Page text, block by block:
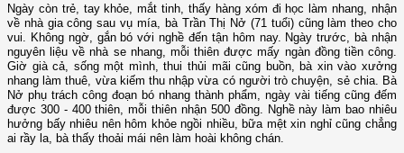
Ngày còn trẻ, tay khỏe, mắt tinh, thấy hàng xóm đi học làm nhang, nhận
về nhà gia công sau vụ mía, bà Trần Thị Nở (71 tuổi) cũng làm theo cho
vui. Không ngờ, gắn bó với nghề đến tận hôm nay. Ngày trước, bà nhận
nguyên liệu về nhà se nhang, mỗi thiên được mấy ngàn đồng tiền công.
Giờ già cả, sống một mình, thui thủi mãi cũng buồn, bà xin vào xưởng
nhang làm thuê, vừa kiếm thu nhập vừa có người trò chuyện, sẻ chia. Bà
Nở phụ trách công đoạn bó nhang thành phẩm, ngày vài tiếng cũng đếm
được 300 - 400 thiên, mỗi thiên nhận 500 đồng. Nghề này làm bao nhiêu
hưởng bấy nhiêu nên hôm khỏe ngồi nhiều, bữa mệt xin nghỉ cũng chẳng
ai rầy la, bà thấy thoải mái nên làm hoài không chán.